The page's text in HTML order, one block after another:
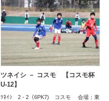
ツネイシ － コスモ 【コスモ杯
U-12】
ﾂﾈｲｼ 2 - 2（6PK7) コスモ 会場：東